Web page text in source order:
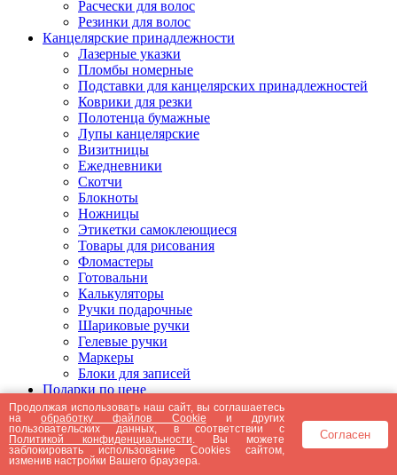
Расчески для волос
Резинки для волос
Канцелярские принадлежности
Лазерные указки
Пломбы номерные
Подставки для канцелярских принадлежностей
Коврики для резки
Полотенца бумажные
Лупы канцелярские
Визитницы
Ежедневники
Скотчи
Блокноты
Ножницы
Этикетки самоклеющиеся
Товары для рисования
Фломастеры
Готовальни
Калькуляторы
Ручки подарочные
Шариковые ручки
Гелевые ручки
Маркеры
Блоки для записей
Подарки по цене
Подарки от 5000 рублей
Подарки до 5000 рублей
Подарки до 3000 рублей
Подарки до 2000 рублей
Подарки до 1000 рублей
Продолжая использовать наш сайт, вы соглашаетесь
наобработку файлов Cookie и других
пользовательских данных, в соответствии с
Политикой конфиденциальности . Вы можете
заблокировать использование Cookies сайтом,
изменив настройки Вашего браузера.
Согласен